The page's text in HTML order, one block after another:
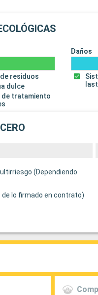
residuos
dulce
de tratamiento
Daños
(Dependiendo
de lo firmado en contrato)